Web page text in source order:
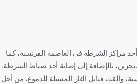
مراكز الشرطة في العاصمة الفرنسية، كما
وألقت قنابل الغاز المسيلة للدموع، من أجل